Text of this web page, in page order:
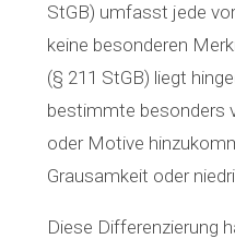
StGB) umfasst jede
keine besonderen
(§ 211 StGB) liegt
bestimmte besonders
oder Motive
Grausamkeit oder
Diese Differenzierung